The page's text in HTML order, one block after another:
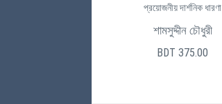
প্রয়োজনীয় দার্শনিক ধারণা
শামসুদ্দীন চৌধুরী
BDT 375.00